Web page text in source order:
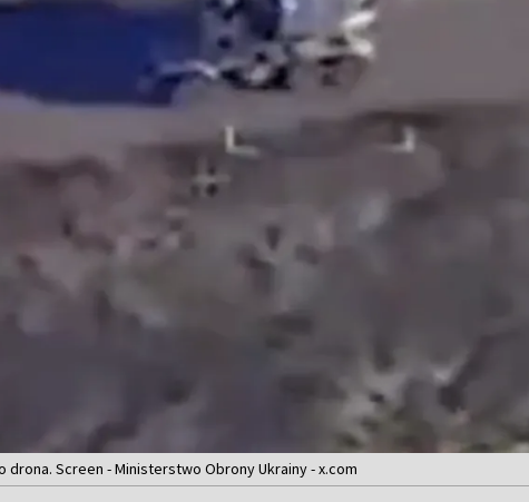
Screen - Ministerstwo Obrony Ukrainy - x.com